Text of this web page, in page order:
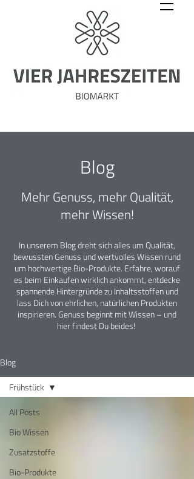
Blog
Mehr Genuss, mehr Qualität,
mehr Wissen!
In unserem Blog dreht sich alles um Qualität,
bewussten Genuss und wertvolles Wissen rund
um hochwertige Bio-Produkte. Erfahre, worauf
es beim Einkaufen wirklich ankommt, entdecke
spannende Hintergründe zu Inhaltsstoffen und
lass Dich von ehrlichen, natürlichen Produkten
inspirieren. Genuss beginnt mit Wissen – und
hier findest Du beides!
Blog
All Posts
Bio Wissen
Zusatzstoffe
Bio-Produkte
Frühstück